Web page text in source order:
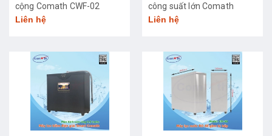
cộng Comath CWF-02
Liên hệ
công suất lớn Comath
CM2681-50
Liên hệ